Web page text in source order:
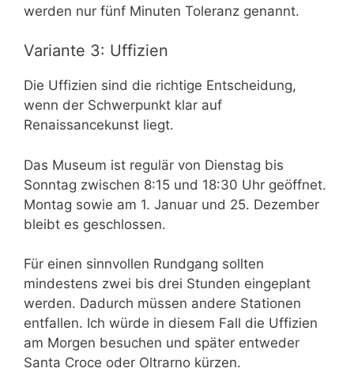
werden nur fünf Minuten Toleranz genannt.
Variante 3: Uffizien
Die Uffizien sind die richtige Entscheidung,
wenn der Schwerpunkt klar auf
Renaissancekunst liegt.
Das Museum ist regulär von Dienstag bis
Sonntag zwischen 8:15 und 18:30 Uhr geöffnet.
Montag sowie am 1. Januar und 25. Dezember
bleibt es geschlossen.
Für einen sinnvollen Rundgang sollten
mindestens zwei bis drei Stunden eingeplant
werden. Dadurch müssen andere Stationen
entfallen. Ich würde in diesem Fall die Uffizien
am Morgen besuchen und später entweder
Santa Croce oder Oltrarno kürzen.